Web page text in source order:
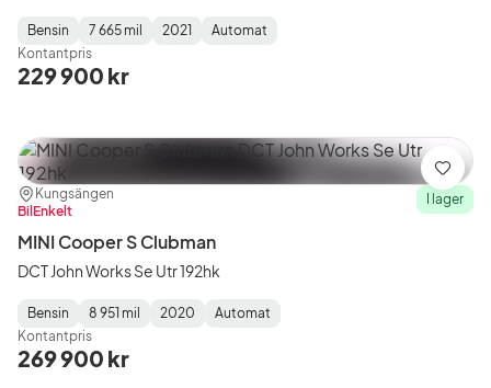
Fuel
Type:
Bensin
Mätarställning:
7 665 mil
Model
Year:
2021
Gearbox
Type:
Automat
Kontantpris
229 900 kr
Plats:
Kungsängen
Återförsäljare:
BilEnkelt
I lager
MINI Cooper S Clubman
DCT John Works Se Utr 192hk
Fuel
Type:
Bensin
Mätarställning:
8 951 mil
Model
Year:
2020
Gearbox
Type:
Automat
Kontantpris
269 900 kr
Spara